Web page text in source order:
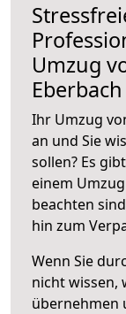
Umzug
Eberbach
Ihr Umzug
an und Sie
sollen? Es
einem
beachten
hin zum
Wenn Sie
nicht wissen,
übernehmen